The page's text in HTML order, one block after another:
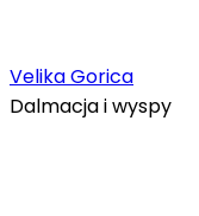
Velika Gorica
Dalmacja i wyspy